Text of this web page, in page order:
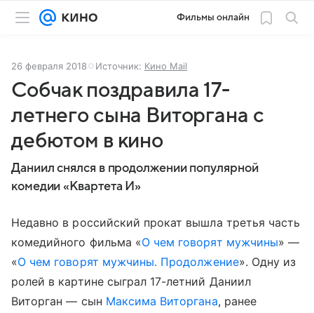
Фильмы онлайн
26 февраля 2018 Источник: Кино Mail
Собчак поздравила 17-
летнего сына Виторгана с
дебютом в кино
Даниил снялся в продолжении популярной
комедии «Квартета И»
Недавно в российский прокат вышла третья часть
комедийного фильма «О чем говорят мужчины» —
«О чем говорят мужчины. Продолжение». Одну из
ролей в картине сыграл 17-летний Даниил
Виторган — сын Максима Виторгана, ранее